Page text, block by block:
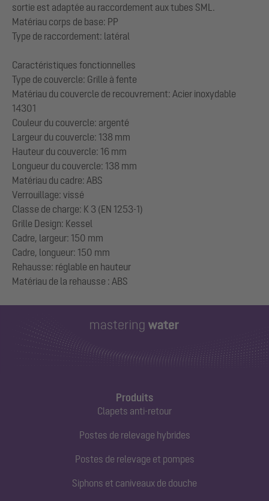
sortie est adaptée au raccordement aux tubes SML.
Matériau corps de base: PP
Type de raccordement: latéral
Caractéristiques fonctionnelles
Type de couvercle: Grille à fente
Matériau du couvercle de recouvrement: Acier inoxydable
14301
Couleur du couvercle: argenté
Largeur du couvercle: 138 mm
Hauteur du couvercle: 16 mm
Longueur du couvercle: 138 mm
Matériau du cadre: ABS
Verrouillage: vissé
Classe de charge: K 3 (EN 1253-1)
Grille Design: Kessel
Cadre, largeur: 150 mm
Cadre, longueur: 150 mm
Rehausse: réglable en hauteur
Produits
Clapets anti-retour
Postes de relevage hybrides
Postes de relevage et pompes
Siphons et caniveaux de douche